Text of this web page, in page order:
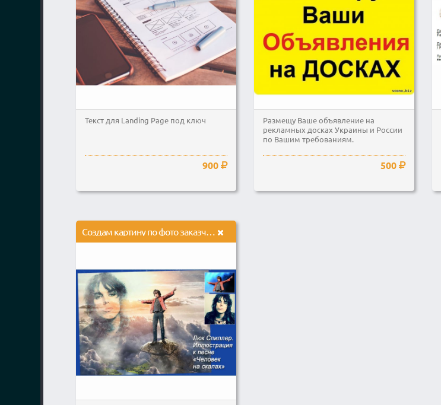
Текст для Landing Page под ключ
900
Размещу Ваше объявление на
рекламных досках Украины и России
по Вашим требованиям.
500
Создам картину по фото заказчика